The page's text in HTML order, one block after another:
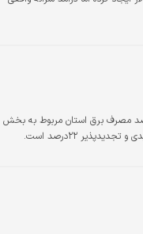
یزد: مدیرعامل توزیع برق استان یزد با بیان اینکه ۷۵درصد مصرف برق استان مربوط به بخش
۲۲درصد است.